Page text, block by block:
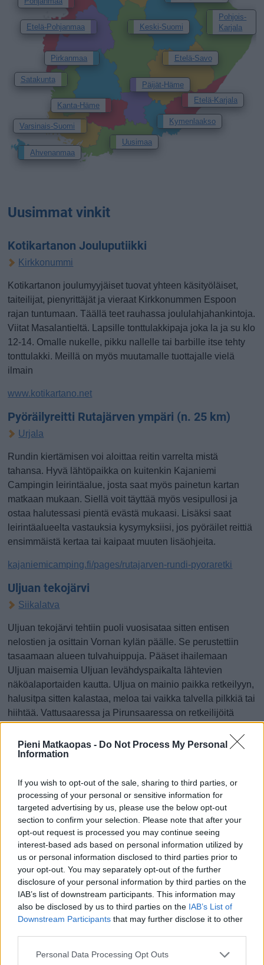
Pieni Matkaopas - Do Not Process My Personal
Information
If you wish to opt-out of the sale, sharing to third parties, or
processing of your personal or sensitive information for
targeted advertising by us, please use the below opt-out
section to confirm your selection. Please note that after your
opt-out request is processed you may continue seeing
interest-based ads based on personal information utilized by
us or personal information disclosed to third parties prior to
your opt-out. You may separately opt-out of the further
disclosure of your personal information by third parties on the
IAB’s list of downstream participants. This information may
also be disclosed by us to third parties on the IAB’s List of
Downstream Participants that may further disclose it to other
Personal Data Processing Opt Outs
Etelä-Pohjanmaa
Pohjois-
Karjala
Keski-Suomi
Pirkanmaa
Satakunta
Varsinais-Suomi
Etelä-Savo
Päijät-Häme
Kanta-Häme
Etelä-Karjala
Kymenlaakso
Uusimaa
Ahvenanmaa
Uusimmat vinkit
Kotikartanon Jouluputiikki
Kirkkonummi
Kotikartanon joulumyyjäiset tuovat yhteen käsityöläiset,
taiteilijat, pienyrittäjät ja vieraat Kirkkonummen Espoon
rajan tuntumaan. Täällä teet rauhassa joululahjahankintoja.
Viitat Masalantieltä. Lapsille tonttulakkipaja joka la ja su klo
12-14. Omalle nukelle, pikku nallelle tai barbille itse tehty
tonttulakki. Meillä on myös muutamalle tuottajalle vielä
ilmain
www.kotikartano.net
Pyöräilyreitti Rutajärven ympäri (n. 25 km)
Urjala
Rundin kiertämisen voi aloittaa reitin varrelta mistä
tahansa. Hyvä lähtöpaikka on kuitenkin Kajaniemi
Campingin leirintäalue, josta saat myös painetun kartan
matkaan mukaan. Siellä voit täyttää myös vesipullosi ja
ostaa halutessasi pientä evästä mukaasi. Lisäksi saat
leirintäalueelta vastauksia kysymyksiisi, jos pyöräilet reittiä
ensimmäistä kertaa tai kaipaat muuten lisäohjeita.
kajaniemicamping.fi/pages/rutajarven-rundi-pyoraretki
Uljuan tekojärvi
Siikalatva
Uljuan tekojärvi tehtiin puoli vuosisataa sitten entisen
nelostien ja osittain Vornan kylän päälle. Se perustettiin
tasaamaan alueen tulvahuippuja. Pääset ihailemaan
Uljuan maisemia Uljuan levähdyspaikalta lähtevien
näköalaportaiden kautta. Uljua on mainio paikka retkeilyyn,
halusitpa sitten kalastaa, meloa tai vaikka talvella pilkkiä tai
hiihtää. Vattusaaressa ja Pirunsaaressa on retkeilijöitä
veneenlaskupaikan.
Manamansalon Portti
Vaala
Leirintäalue. Kävelyreittejä, uimaranta, ravintola. Talvisin
myös moottorikelkka reittejä. Leikkipuisto. Rokua GeoPark.
www.manamansalonportti.fi
Sataman Gopark
Akaa